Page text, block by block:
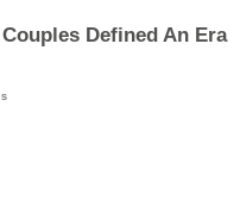
Defined An Era